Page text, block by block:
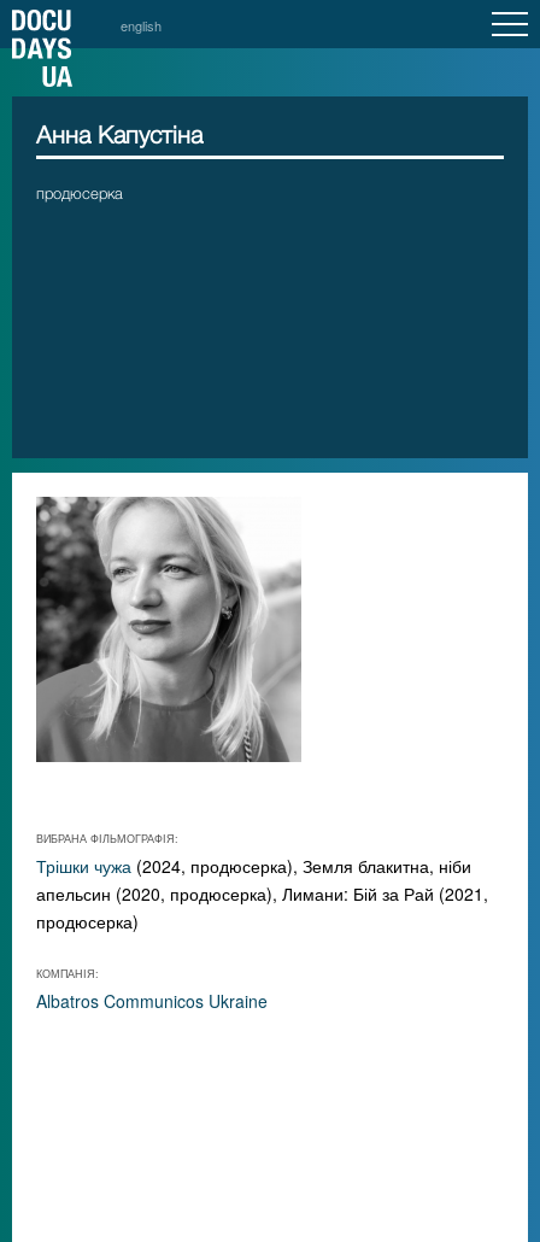
english
Анна Капустіна
продюсерка
ВИБРАНА ФІЛЬМОГРАФІЯ:
Трішки чужа (2024, продюсерка), Земля блакитна, ніби
апельсин (2020, продюсерка), Лимани: Бій за Рай (2021,
продюсерка)
КОМПАНІЯ:
Albatros Communicos Ukraine